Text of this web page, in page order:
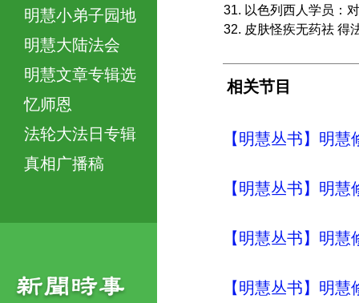
明慧小弟子园地
明慧大陆法会
明慧文章专辑选
忆师恩
法轮大法日专辑
真相广播稿
31. 以色列西人学员：
32. 皮肤怪疾无药祛 得
相关节目
【明慧丛书】明
【明慧丛书】明
【明慧丛书】明
【明慧丛书】明